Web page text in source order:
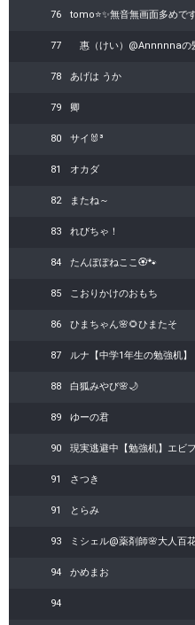
76 tomo⭐️✨無音無画面多めで
77 惠（けい）@Annnnna
78 あげは うか
79 卿
80 サイ🐰³
81 オカダ
82 またね～
83 れびちゃ！
84 たんぽぽねここ🏵️🐾
85 こおりかけのおもち
86 ひまちゃん🌸🌻ひまたそ
87 ルナ【中学1年生の勉強机】
88 白狐みやび🌸🌙
89 ゆーの君
90 現実逃避中【勉強机】エビ
91 さつき
91 とらみ
93 ミシェル@薬剤師🌸大人百
94 かめまお
94